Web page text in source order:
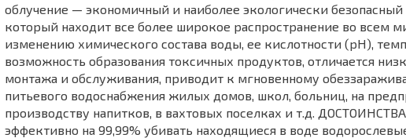
облучение — экономичный и наиболее экологически
который находит все более широкое распространение во всем
изменению химического состава воды, ее кислотности (pH),
возможность образования токсичных продуктов, отличается
монтажа и обслуживания, приводит к мгновенному
питьевого водоснабжения жилых домов, школ, больниц, на
производству напитков, в вахтовых поселках и т.д.
эффективно на 99,99% убивать находящиеся в воде